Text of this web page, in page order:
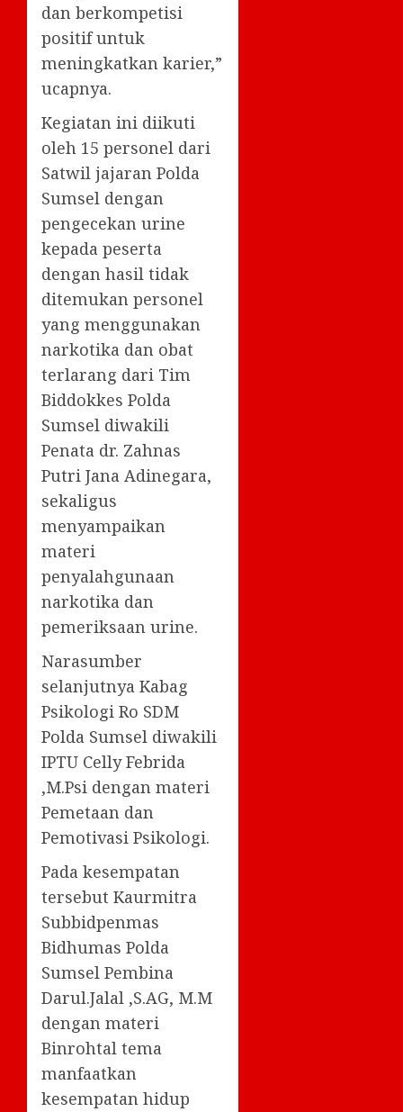
dan berkompetisi
positif untuk
meningkatkan karier,”
ucapnya.
Kegiatan ini diikuti
oleh 15 personel dari
Satwil jajaran Polda
Sumsel dengan
pengecekan urine
kepada peserta
dengan hasil tidak
ditemukan personel
yang menggunakan
narkotika dan obat
terlarang dari Tim
Biddokkes Polda
Sumsel diwakili
Penata dr. Zahnas
Putri Jana Adinegara,
sekaligus
menyampaikan
materi
penyalahgunaan
narkotika dan
pemeriksaan urine.
Narasumber
selanjutnya Kabag
Psikologi Ro SDM
Polda Sumsel diwakili
IPTU Celly Febrida
,M.Psi dengan materi
Pemetaan dan
Pemotivasi Psikologi.
Pada kesempatan
tersebut Kaurmitra
Subbidpenmas
Bidhumas Polda
Sumsel Pembina
Darul.Jalal ,S.AG, M.M
dengan materi
Binrohtal tema
manfaatkan
kesempatan hidup